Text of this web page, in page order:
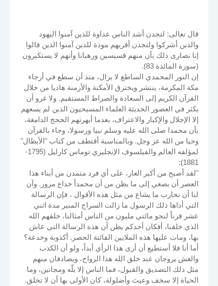
قال تعالى: لتجدن أشد الناس عداوة للذين آمنوا اليهود
والذين أشركوا ولتجدن أقربهم مودة للذين آمنوا الذين قالوا
إنا نصارى ذلك بأن منهم قسيسين ورهبانا وأنهم لا يستكبرون
(سورة المائدة 83).
إن النور المحمدي الساطع لا يزال، منذ أن سطع في أرجاء
مكة المكرمة، ينتشر ويخترق الأمكنة والأزمنة هاديا من خلال
القرآن الكريم إلى السعادة والصراط المستقيم. ولا غرو أن
يكثر في العصور الحديثة العلماء المسيحيون الذين لم يسعهم
إلا الإجلال والإكبار والاعتراف، بعدما أبهرتهم الحجج الدامغة،
بأن محمدا صلى الله عليه وسلم نبيا ورسولا، وجاء بالقرآن
وحيا من الله عز وجل. وبالمناسبة أقتطف من كتاب "الأبطال"
لمؤلفه العالم والفيلسوف الإنجليزي توماس كارليل (1795-
1881):
"لقد أصبح من أكبر العار، على أي فرد متمدن من أبناء هذا
العصر أن يصغي إلى ما يظن من أن محمداً خداع مزور. وآن
لنا أن نحارب ما يشاع من مثل هذه الأقوال ، فإن الرسالة
التي أداها ذلك الرسول ما زالت السراج المنير مدة اثني
عشر قرناً لنحو مائتي مليون من الناس أمثالنا، خلقهم الله
الذي خلقنا، أفكان أحدكم يظن أن هذه الرسالة التي عاش
بها، ومات عليها هذه الملايين الفائتة الحصر. أكذوبة وخدعة؟
أما أنا فلا أستطيع أن أرى هذا الرأي أبداً، ولو أن الكذب
والغش يروجان عند خلق الله هذا الرواج، ويصادفان منهم
مثل ذلك التصديق والقبول، فما الناس إلا بلّه ومجانين، وما
الحياة إلا سخف وعبث وأضلولة، كان الأولى بها أن لا تخلق.